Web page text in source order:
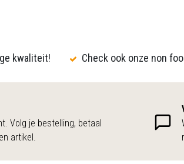
kwaliteit! Check ook onze non
Volg je bestelling, betaal
artikel.